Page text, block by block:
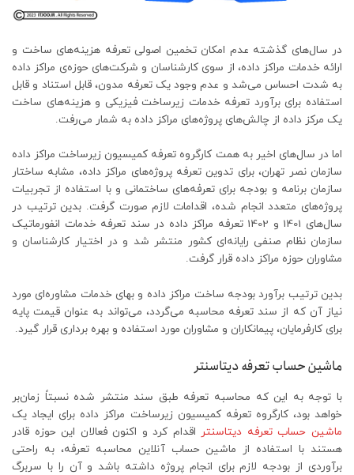
در سال‌های گذشته عدم امکان تخمین اصولی تعرفه هزینه‌های ساخت و
ارائه خدمات مراکز داده، از سوی کارشناسان و شرکت‌های حوزه‌ی مراکز داده
به شدت احساس می‌شد و عدم وجود یک تعرفه مدون، قابل استناد و قابل
استفاده برای برآورد تعرفه خدمات زیرساخت فیزیکی و هزینه‌های ساخت
یک مرکز داده از چالش‌های پروژه‌های مراکز داده به شمار می‌رفت.
اما در سال‌های اخیر به همت کارگروه تعرفه کمیسیون زیرساخت مراکز داده
سازمان نصر تهران، برای تدوین تعرفه پروژه‌های مراکز داده، مشابه ساختار
سازمان برنامه و بودجه برای تعرفه‌های ساختمانی و با استفاده از تجربیات
پروژه‌های متعدد انجام شده، اقدامات لازم صورت گرفت. بدین ترتیب در
سال‌های 1401 و 1402 تعرفه مراکز داده در سند تعرفه خدمات انفورماتیک
سازمان نظام صنفی رایانه‌ای کشور منتشر شد و در اختیار کارشناسان و
مشاوران حوزه مراکز داده قرار گرفت.
بدین ترتیب برآورد بودجه ساخت مراکز داده و بهای خدمات مشاوره‌ای مورد
نیاز آن که از سند تعرفه محاسبه می‌گردد، می‌تواند به عنوان قیمت پایه
برای کارفرمایان، پیمانکاران و مشاوران مورد استفاده و بهره برداری قرار گیرد.
ماشین حساب تعرفه دیتاسنتر
با توجه به این که محاسبه تعرفه طبق سند منتشر شده نسبتاً زمان‌بر
خواهد بود، کارگروه تعرفه کمیسیون زیرساخت مراکز داده برای ایجاد یک
ماشین حساب تعرفه دیتاسنتر اقدام کرد و اکنون فعالان این حوزه قادر
هستند با استفاده از ماشین حساب آنلاین محاسبه تعرفه، به راحتی
برآوردی از بودجه لازم برای انجام پروژه داشته باشد و آن را با سربرگ